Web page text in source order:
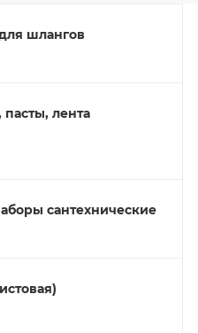
шлангов
лента
сантехнические